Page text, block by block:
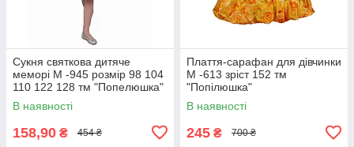
Сукня святкова дитяче
меморі М -945 розмір 98 104
110 122 128 тм "Попелюшка"
В наявності
158,90 ₴ 454 ₴
Плаття-сарафан для дівчинки
М -613 зріст 152 тм
"Попілюшка"
В наявності
245 ₴ 700 ₴